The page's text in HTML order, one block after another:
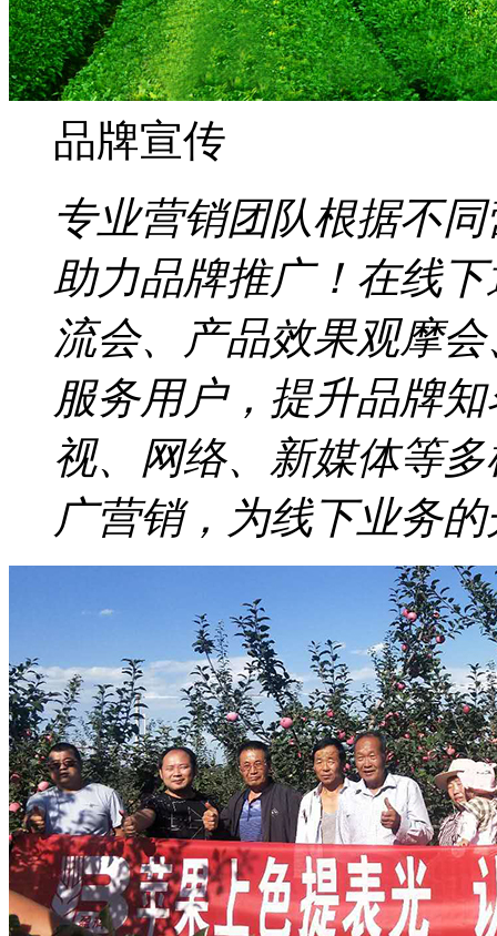
品牌宣传
专业营销团队根据不
助力品牌推广！在线
流会、产品效果观摩
服务用户，提升品牌
视、网络、新媒体等
广营销，为线下业务